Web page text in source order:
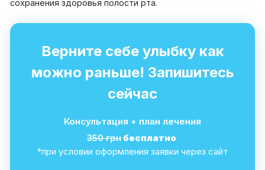
сохранения здоровья полости рта.
Верните себе улыбку как
можно раньше! Запишитесь
сейчас
Консультация + план лечения
350 грн бесплатно
*при условии оформления заявки через сайт